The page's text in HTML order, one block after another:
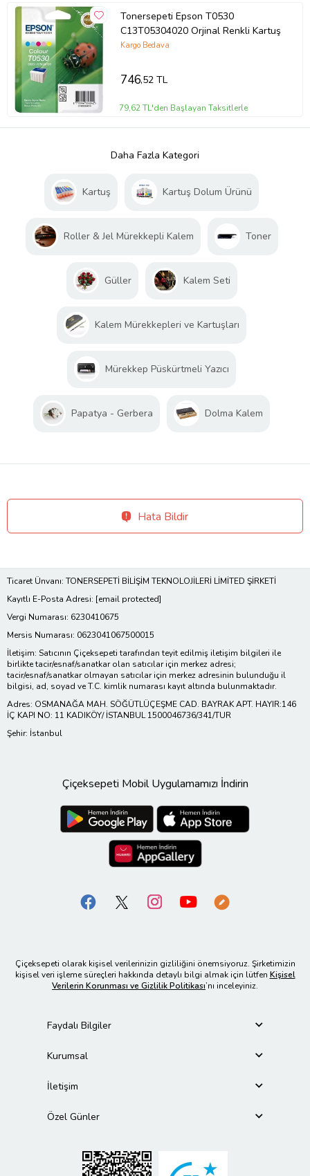
Tonersepeti Epson T0530
C13T05304020 Orjinal Renkli Kartuş
Kargo Bedava
746,52 TL
79,62 TL'den Başlayan Taksitlerle
Daha Fazla Kategori
Kartuş Kartuş Dolum Ürünü
Roller & Jel Mürekkepli Kalem Toner
Güller Kalem Seti
Kalem Mürekkepleri ve Kartuşları
Mürekkep Püskürtmeli Yazıcı
Papatya - Gerbera Dolma Kalem
Hata Bildir
Ticaret Ünvanı: TONERSEPETİ BİLİŞİM TEKNOLOJİLERİ LİMİTED ŞİRKETİ
Kayıtlı E-Posta Adresi: [email protected]
Vergi Numarası: 6230410675
Mersis Numarası: 0623041067500015
İletişim: Satıcının Çiçeksepeti tarafından teyit edilmiş iletişim bilgileri ile
birlikte tacir/esnaf/sanatkar olan satıcılar için merkez adresi;
tacir/esnaf/sanatkar olmayan satıcılar için merkez adresinin bulunduğu il
bilgisi, ad, soyad ve T.C. kimlik numarası kayıt altında bulunmaktadır.
Adres: OSMANAĞA MAH. SÖĞÜTLÜÇEŞME CAD. BAYRAK APT. HAYIR:146
İÇ KAPI NO: 11 KADIKÖY/ İSTANBUL 1500046736/341/TUR
Şehir: İstanbul
Çiçeksepeti Mobil Uygulamamızı İndirin
Çiçeksepeti olarak kişisel verilerinizin gizliliğini önemsiyoruz. Şirketimizin
kişisel veri işleme süreçleri hakkında detaylı bilgi almak için lütfen Kişisel
Verilerin Korunması ve Gizlilik Politikası’nı inceleyiniz.
Faydalı Bilgiler
Kurumsal
İletişim
Özel Günler